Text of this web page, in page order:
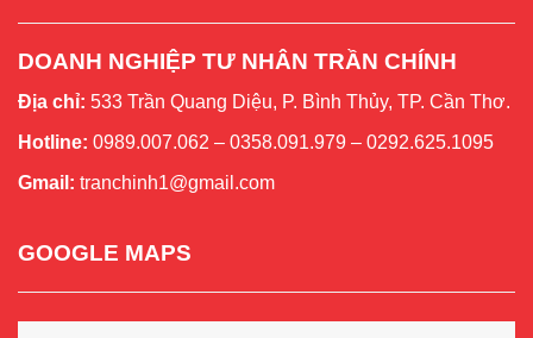
DOANH NGHIỆP TƯ NHÂN TRẦN CHÍNH
Địa chỉ: 533 Trần Quang Diệu, P. Bình Thủy, TP. Cần Thơ.
Hotline: 0989.007.062 – 0358.091.979 – 0292.625.1095
Gmail: tranchinh1@gmail.com
GOOGLE MAPS